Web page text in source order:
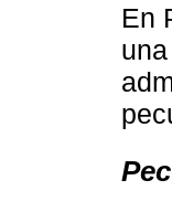
En